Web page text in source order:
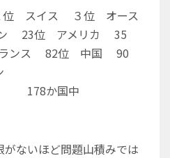
スイス ３位 オース
23位 アメリカ 35
ンス 82位 中国 90
国中
ないほど問題山積みでは